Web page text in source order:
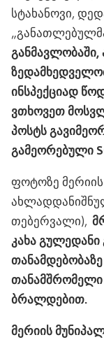
სტახანოვი,
განმავლობაში,
ინსპექციად
ვთხოვეთ
პოსტს
გამეორებული
ფოტოზე მერიის
თებერვალი),
კახა
თანამშრომელი
ბრალდებით.
მერიის